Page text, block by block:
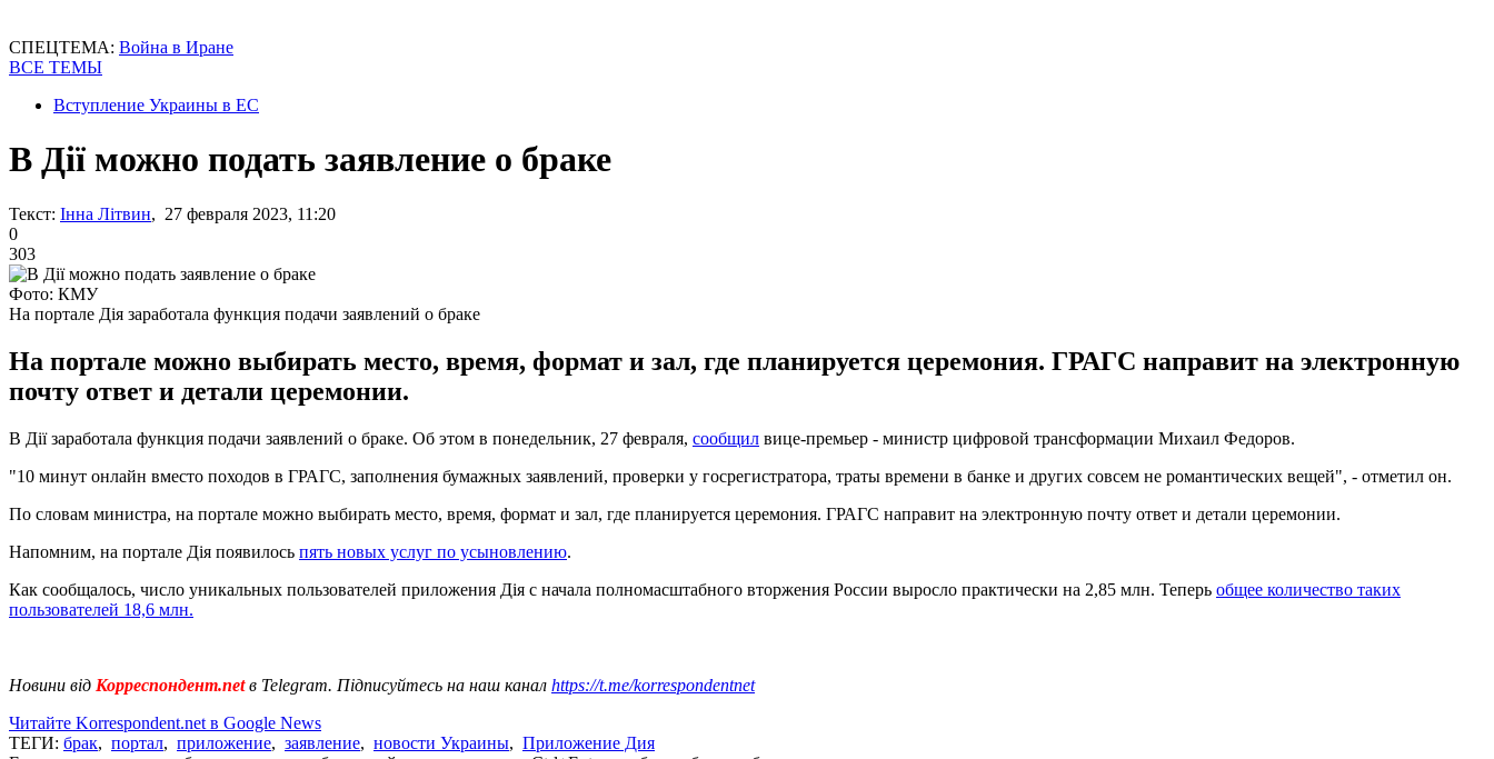
СПЕЦТЕМА: Война в Иране
ВСЕ ТЕМЫ
Вступление Украины в ЕС
В Дії можно подать заявление о браке
Текст: Інна Літвин, 27 февраля 2023, 11:20
0
303
Фото: КМУ
На портале Дія заработала функция подачи заявлений о браке
На портале можно выбирать место, время, формат и зал, где планируется церемония. ГРАГС направит на электронную
почту ответ и детали церемонии.
В Дії заработала функция подачи заявлений о браке. Об этом в понедельник, 27 февраля, сообщил вице-премьер - министр цифровой трансформации Михаил Федоров.
"10 минут онлайн вместо походов в ГРАГС, заполнения бумажных заявлений, проверки у госрегистратора, траты времени в банке и других совсем не романтических вещей", - отметил он.
По словам министра, на портале можно выбирать место, время, формат и зал, где планируется церемония. ГРАГС направит на электронную почту ответ и детали церемонии.
Напомним, на портале Дія появилось пять новых услуг по усыновлению.
Как сообщалось, число уникальных пользователей приложения Дія с начала полномасштабного вторжения России выросло практически на 2,85 млн. Теперь общее количество таких
пользователей 18,6 млн.
Новини від Корреспондент.netв Telegram. Підписуйтесь на наш канал https://t.me/korrespondentnet
Читайте Korrespondent.net в Google News
ТЕГИ: брак, портал, приложение, заявление, новости Украины, Приложение Дия